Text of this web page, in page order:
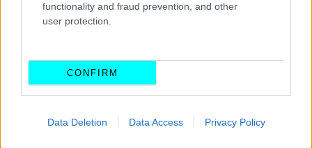
functionality and fraud prevention, and other
user protection.
CONFIRM
Data Deletion Data Access Privacy Policy
Παράλληλα δεν συνοδεύεται από κάποιο ιστορικό, αν και
το τελευταίο μάλλον δεν θα είναι και πολύ δύσκολο να
αυτοκινήτων είναι τα… προσωπικά αντικείμενα με
τα οποία θα παραδοθούν στους νέους ιδιοκτήτες
αποδειχτούν περισσότερο πολύτιμα από τα ίδια.